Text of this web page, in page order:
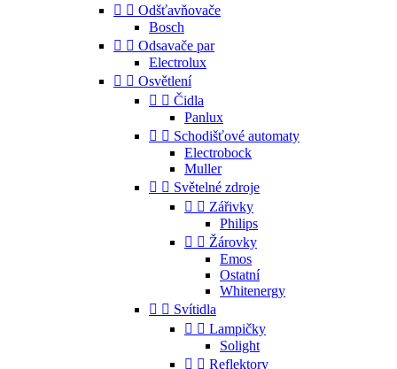
  Odšťavňovače
Bosch
  Odsavače par
Electrolux
  Osvětlení
  Čidla
Panlux
  Schodišťové automaty
Electrobock
Muller
  Světelné zdroje
  Zářivky
Philips
  Žárovky
Emos
Ostatní
Whitenergy
  Svítidla
  Lampičky
Solight
  Reflektory